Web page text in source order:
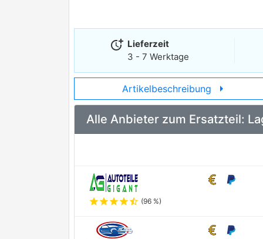
more_time Lieferzeit
3 - 7 Werktage
Artikelbeschreibung arrow_right
Alle Anbieter zum Ersatzteil:
starstarstarstarstar_half (96 %)